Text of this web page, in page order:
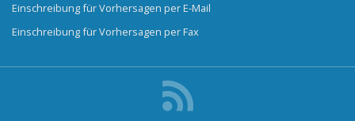
Einschreibung für Vorhersagen per E-Mail
Einschreibung für Vorhersagen per Fax